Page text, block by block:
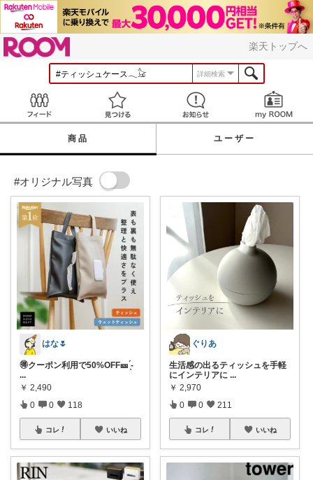
楽天トップへ
詳細検索
見つける お知らせ
商品 ユーザー
#オリジナル写真
はな🌷
🉐クーポン利用で50%OFF🎫‪ ̖́-
...
￥ 2,490
0 0 118
コレ いいね
ぐりあ
生活感の出るティッシュを手軽
にインテリアに ...
￥ 2,970
0 0 211
コレ いいね